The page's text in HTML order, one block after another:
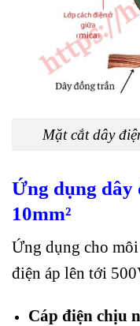
Mặt cắt dây
Ứng dụng dây
10mm²
Ứng dụng cho
điện áp lên tới
Cáp điện chịu